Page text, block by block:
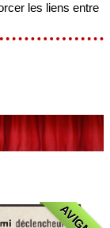
les liens entre